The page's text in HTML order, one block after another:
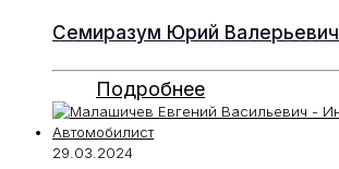
Семиразум Юрий Валерьевич
Подробнее
29.03.2024